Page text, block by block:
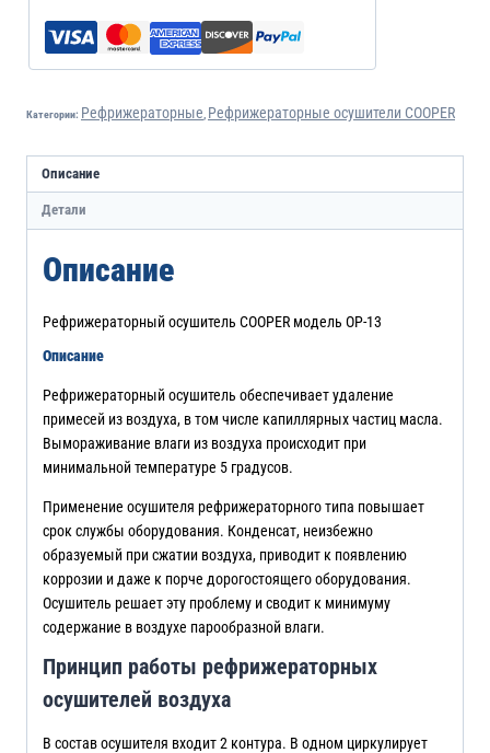
Категории: Рефрижераторные Рефрижераторные осушители COOPER
Описание
Детали
Описание
Рефрижераторный осушитель COOPER модель ОР-13
Описание
Рефрижераторный осушитель обеспечивает удаление
примесей из воздуха, в том числе капиллярных частиц масла.
Вымораживание влаги из воздуха происходит при
минимальной температуре 5 градусов.
Применение осушителя рефрижераторного типа повышает
срок службы оборудования. Конденсат, неизбежно
образуемый при сжатии воздуха, приводит к появлению
коррозии и даже к порче дорогостоящего оборудования.
Осушитель решает эту проблему и сводит к минимуму
содержание в воздухе парообразной влаги.
Принцип работы рефрижераторных
осушителей воздуха
В состав осушителя входит 2 контура. В одном циркулирует